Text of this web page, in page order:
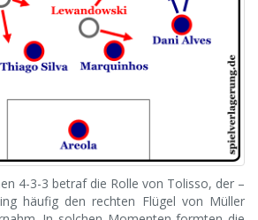
4-3-3 betraf die Rolle von Tolisso, der –
häufig den rechten Flügel von Müller